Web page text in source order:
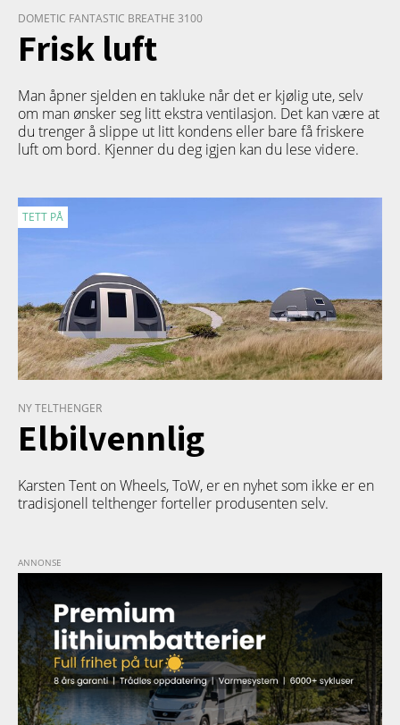
DOMETIC FANTASTIC BREATHE 3100
Frisk luft
Man åpner sjelden en takluke når det er kjølig ute, selv
om man ønsker seg litt ekstra ventilasjon. Det kan være at
du trenger å slippe ut litt kondens eller bare få friskere
luft om bord. Kjenner du deg igjen kan du lese videre.
TETT PÅ
NY TELTHENGER
Elbilvennlig
Karsten Tent on Wheels, ToW, er en nyhet som ikke er en
tradisjonell telthenger forteller produsenten selv.